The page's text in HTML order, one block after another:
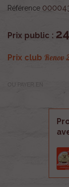
Référence
Prix public :
Prix club Renov